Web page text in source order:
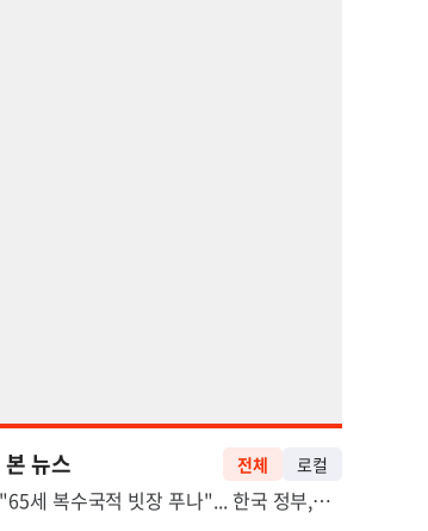
뉴스 전체 로컬
"65세 복수국적 빗장 푸나"... 한국 정부, 연령 완화 전면 추진